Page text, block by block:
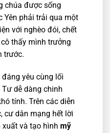
chúa được sống
Yên phải trải qua một
với nghèo đói, chết
thấy mình trưởng
trước.
yêu cùng lối
dễ dàng chinh
tính. Trên các diễn
cư dân mạng hết lời
xuất và tạo hình mỹ